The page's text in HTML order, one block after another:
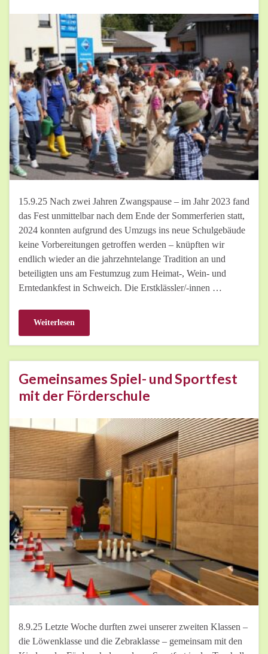
15.9.25 Nach zwei Jahren Zwangspause – im Jahr 2023 fand
das Fest unmittelbar nach dem Ende der Sommerferien statt,
2024 konnten aufgrund des Umzugs ins neue Schulgebäude
keine Vorbereitungen getroffen werden – knüpften wir
endlich wieder an die jahrzehntelange Tradition an und
beteiligten uns am Festumzug zum Heimat-, Wein- und
Erntedankfest in Schweich. Die Erstklässler/-innen …
Weiterlesen
Gemeinsames Spiel- und Sportfest
mit der Förderschule
8.9.25 Letzte Woche durften zwei unserer zweiten Klassen –
die Löwenklasse und die Zebraklasse – gemeinsam mit den